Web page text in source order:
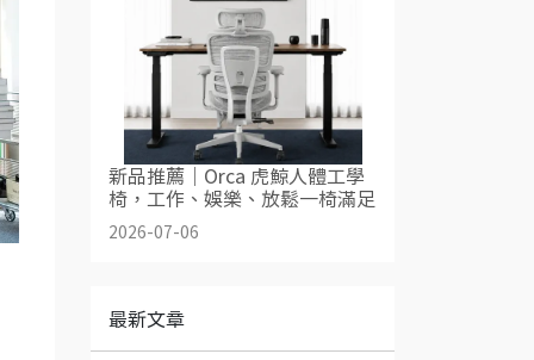
新品推薦｜Orca 虎鯨人體工學
椅，工作、娛樂、放鬆一椅滿足
2026-07-06
最新文章